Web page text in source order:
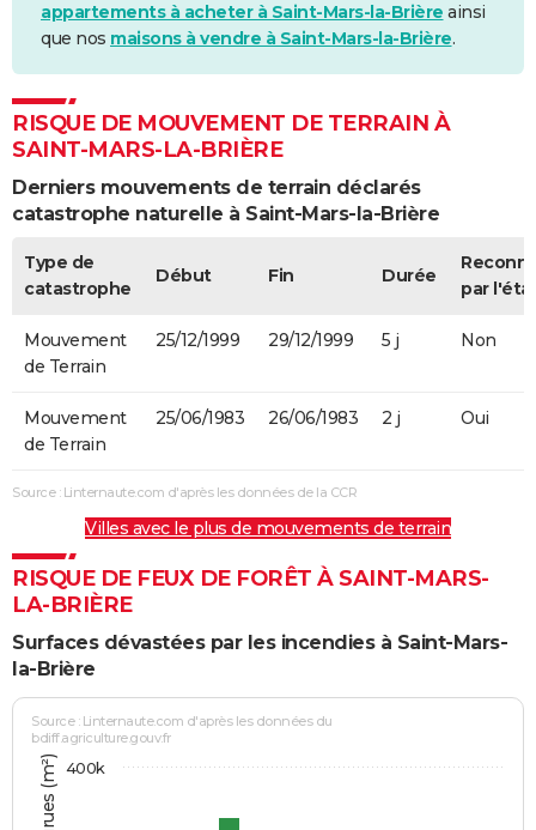
appartements à acheter à Saint-Mars-la-Brière ainsi
que nos maisons à vendre à Saint-Mars-la-Brière.
RISQUE DE MOUVEMENT DE TERRAIN À
SAINT-MARS-LA-BRIÈRE
Derniers mouvements de terrain déclarés
catastrophe naturelle à Saint-Mars-la-Brière
Type de
catastrophe
Début Fin Durée
par
Mouvement
de Terrain
25/12/1999 29/12/1999 5 j Non
Mouvement
de Terrain
25/06/1983 26/06/1983 2 j Oui
Source : Linternaute.com d'après les données de la CCR
Villes avec le plus de mouvements de terrain
RISQUE DE FEUX DE FORÊT À SAINT-MARS-
LA-BRIÈRE
Surfaces dévastées par les incendies à Saint-Mars-
la-Brière
Source : Linternaute.com d'après les données du
bdiff.agriculture.gouv.fr
400k